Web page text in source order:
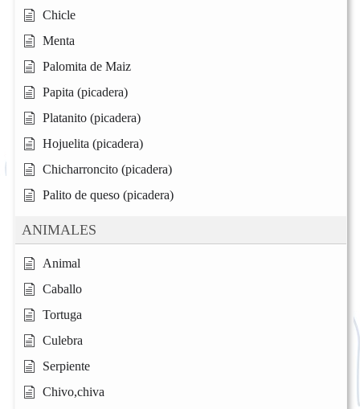
Chicle
Menta
Palomita de Maiz
Papita (picadera)
Platanito (picadera)
Hojuelita (picadera)
Chicharroncito (picadera)
Palito de queso (picadera)
ANIMALES
Animal
Caballo
Tortuga
Culebra
Serpiente
Chivo,chiva